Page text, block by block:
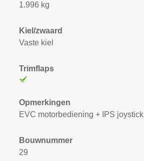
1.996 kg
Kiel/zwaard
Vaste kiel
Trimflaps
Opmerkingen
EVC motorbediening + IPS joystick
Bouwnummer
29